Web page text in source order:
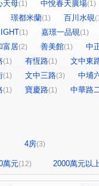
天母(1) 中悅春天廣場(1)
璟都米蘭(1) 百川水硯
(1) 嘉璟一品硯(1)
富居(2) 善美館(1)
中
(1) 有恆路(1)
文中東
(1) 文中三路(3)
中埔
(1) 寶慶路(1)
中華路
4房(3)
萬元(12) 2000萬元以